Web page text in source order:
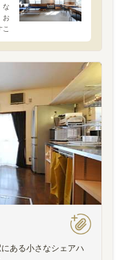
な
お
だ
ある小さなシェアハ